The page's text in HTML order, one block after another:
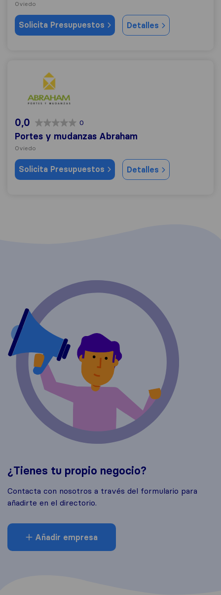
Oviedo
Solicita Presupuestos Detalles
Portes y mudanzas Abraham
0,0 0
Portes y mudanzas Abraham
Oviedo
Solicita Presupuestos Detalles
¿Tienes tu propio negocio?
Contacta con nosotros a través del formulario para
añadirte en el directorio.
Añadir empresa